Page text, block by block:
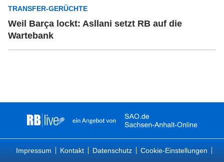
TRANSFER-GERÜCHTE
Weil Barça lockt: Asllani setzt RB auf die
Wartebank
Impressum Kontakt Datenschutz
Cookie-Einstellungen